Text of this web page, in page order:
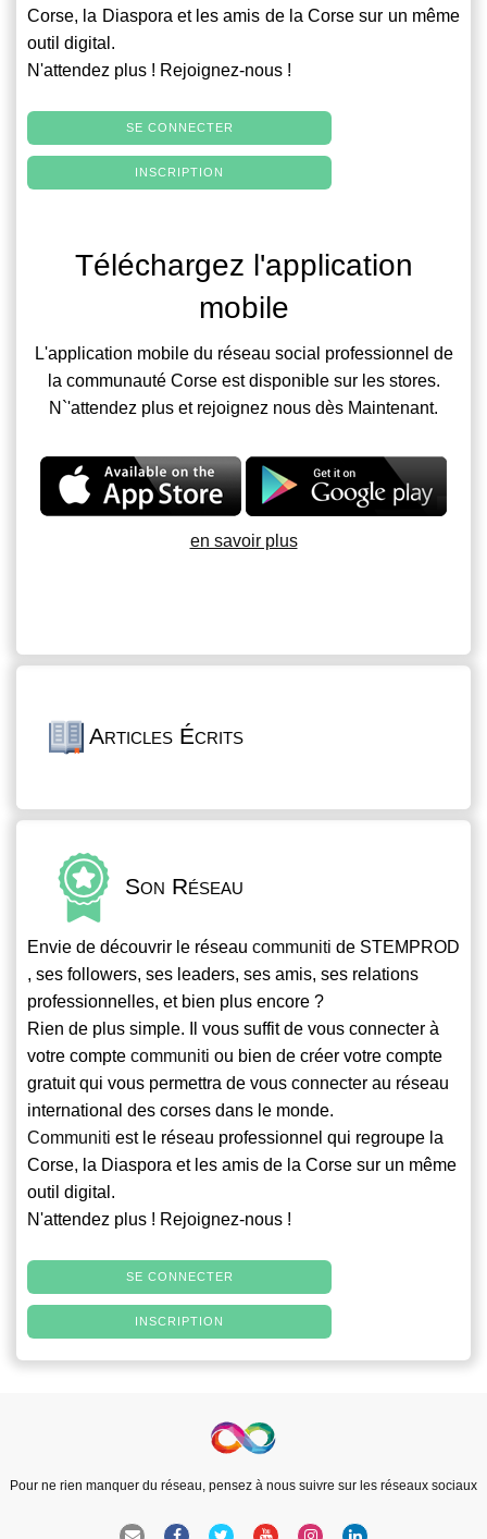
Corse, la Diaspora et les amis de la Corse sur un même
outil digital.
N'attendez plus ! Rejoignez-nous !
SE CONNECTER
INSCRIPTION
Téléchargez l'application
mobile
L'application mobile du réseau social professionnel de
la communauté Corse est disponible sur les stores.
N`'attendez plus et rejoignez nous dès Maintenant.
en savoir plus
Articles Écrits
Son Réseau
Envie de découvrir le réseau communiti de STEMPROD
, ses followers, ses leaders, ses amis, ses relations
professionnelles, et bien plus encore ?
Rien de plus simple. Il vous suffit de vous connecter à
votre compte communiti ou bien de créer votre compte
gratuit qui vous permettra de vous connecter au réseau
international des corses dans le monde.
Communiti est le réseau professionnel qui regroupe la
Corse, la Diaspora et les amis de la Corse sur un même
outil digital.
N'attendez plus ! Rejoignez-nous !
SE CONNECTER
INSCRIPTION
Pour ne rien manquer du réseau, pensez à nous suivre sur les réseaux sociaux